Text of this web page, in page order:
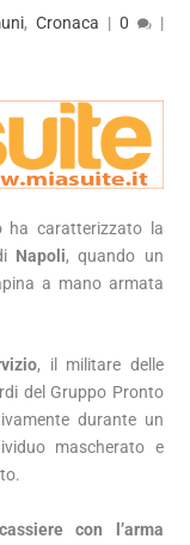
, Cronaca | 0 |
ha caratterizzato la
Napoli, quando un
a mano armata
, il militare delle
del Gruppo Pronto
durante un
mascherato e
con l’arma